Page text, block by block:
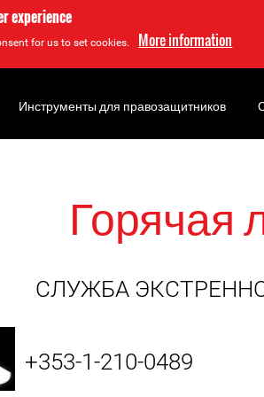
experience
for us to set cookies. More information
Горячая
СЛУЖБА
+353-1-210-0489
Инструменты для правозащитников